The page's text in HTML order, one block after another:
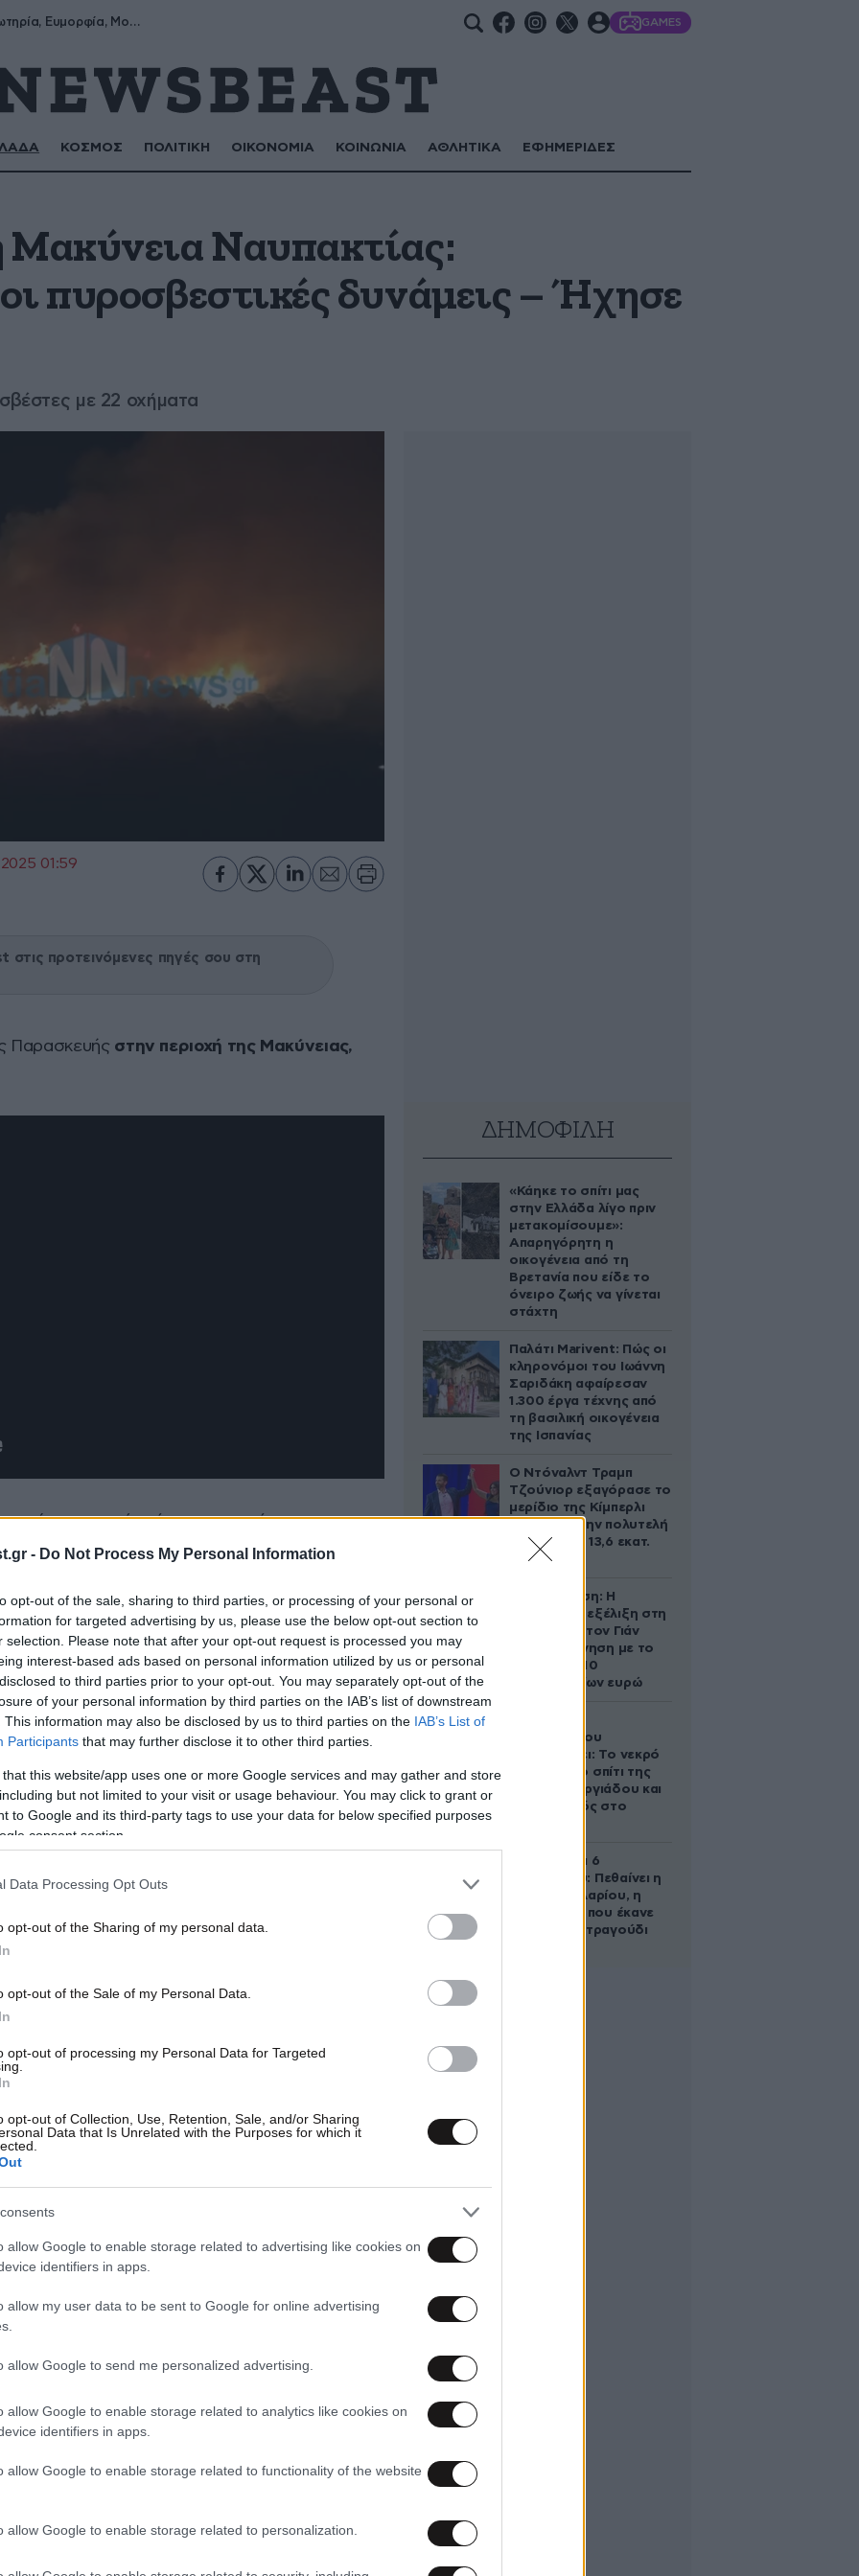
- Do Not Process My Personal Information
opt-out of the sale, sharing to third parties, or processing of your personal or
for targeted advertising by us, please use the below opt-out section to
selection. Please note that after your opt-out request is processed you may
interest-based ads based on personal information utilized by us or personal
to third parties prior to your opt-out. You may separately opt-out of the
of your personal information by third parties on the IAB’s list of downstream
This information may also be disclosed by us to third parties on the IAB’s List of
Participants that may further disclose it to other third parties.
that this website/app uses one or more Google services and may gather and store
but not limited to your visit or usage behaviour. You may click to grant or
to Google and its third-party tags to use your data for below specified purposes
consent section.
Data Processing Opt Outs
opt-out of the Sharing of my personal data.
opt-out of the Sale of my Personal Data.
opt-out of processing my Personal Data for Targeted
opt-out of Collection, Use, Retention, Sale, and/or Sharing
Data that Is Unrelated with the Purposes for which it
allow Google to enable storage related to advertising like cookies on
identifiers in apps.
allow my user data to be sent to Google for online advertising
allow Google to send me personalized advertising.
allow Google to enable storage related to analytics like cookies on
identifiers in apps.
allow Google to enable storage related to functionality of the website
allow Google to enable storage related to personalization.
Σωτήρης, Σωτηρία, Ευμορφία, Μορφούλα GAMES
ΚΟΣΜΟΣ ΠΟΛΙΤΙΚΗ ΟΙΚΟΝΟΜΙΑ ΚΟΙΝΩΝΙΑ ΑΘΛΗΤΙΚΑ ΕΦΗΜΕΡΙΔΕΣ
Μακύνεια Ναυπακτίας:
πυροσβεστικές δυνάμεις – Ήχησε
με 22 οχήματα
01:59
στις προτεινόμενες πηγές σου στη
Παρασκευής στην περιοχή της Μακύνειας,
ενώ στο σημείο σύμφωνα με σύμφωνα με την
οι δυνάμεις ενισχύθηκαν σε 71
πεζοπόρων της 6ης ΕΜΟΔΕ και 15
ΟΤΑ.
μήνυμα στους κατοίκους του
σε κατάσταση ετοιμότητας.
στην περιοχή#Μολυκρείου
#Αντιρρίουτης
ΔΗΜΟΦΙΛΗ
«Κάηκε το σπίτι μας
στην Ελλάδα λίγο πριν
μετακομίσουμε»:
Απαρηγόρητη η
οικογένεια από τη
Βρετανία που είδε το
όνειρο ζωής να γίνεται
στάχτη
Παλάτι Marivent: Πώς οι
κληρονόμοι του Ιωάννη
Σαριδάκη αφαίρεσαν
1.300 έργα τέχνης από
τη βασιλική οικογένεια
της Ισπανίας
Ο Ντόναλντ Τραμπ
Τζούνιορ εξαγόρασε το
μερίδιο της Κίμπερλι
Γκίλφοϊλ στην πολυτελή
έπαυλη των 13,6 εκατ.
δολαρίων
Αθηνά Ωνάση: Η
απρόσμενη εξέλιξη στη
διαμάχη με τον Γιάν
Τοπς – Η κίνηση με το
άλογο των 10
εκατομμυρίων ευρώ
Τζώρτζογλου
αποκαλύπτει: Το νεκρό
έμβρυο στο σπίτι της
Μαρίας Γεωργιάδου και
ο εγκλεισμός στο
Σαν σήμερα 6
Αυγούστου: Πεθαίνει η
Ρίτα Σακελλαρίου, η
λαϊκή ντίβα που έκανε
τη ζωή της τραγούδι